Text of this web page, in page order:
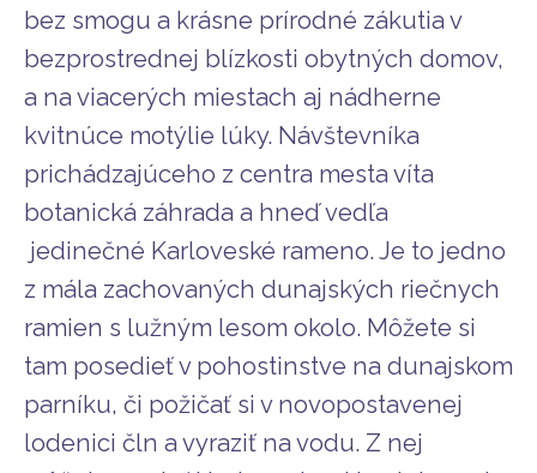
bez smogu a krásne prírodné zákutia v
bezprostrednej blízkosti obytných domov,
a na viacerých miestach aj nádherne
kvitnúce motýlie lúky. Návštevníka
prichádzajúceho z centra mesta víta
botanická záhrada a hneď vedľa
jedinečné Karloveské rameno. Je to jedno
z mála zachovaných dunajských riečnych
ramien s lužným lesom okolo. Môžete si
tam posedieť v pohostinstve na dunajskom
parníku, či požičať si v novopostavenej
lodenici čln a vyraziť na vodu. Z nej